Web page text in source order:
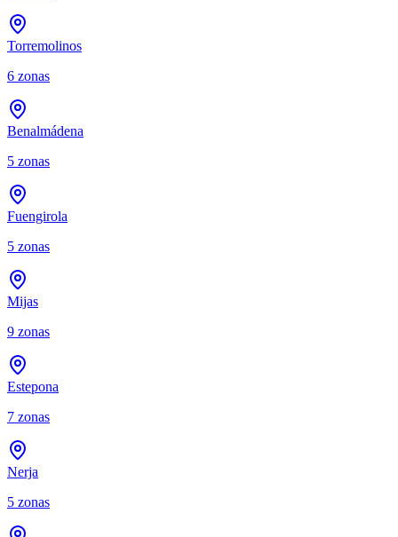
Torremolinos
6 zonas
Benalmádena
5 zonas
Fuengirola
5 zonas
Mijas
9 zonas
Estepona
7 zonas
Nerja
5 zonas